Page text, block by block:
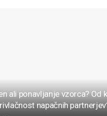
ali ponavljanje vzorca? Od
napačnih